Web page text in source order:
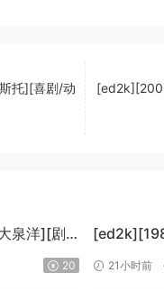
托][喜剧/动
泉洋][剧
20
劳埃德·
21小时前